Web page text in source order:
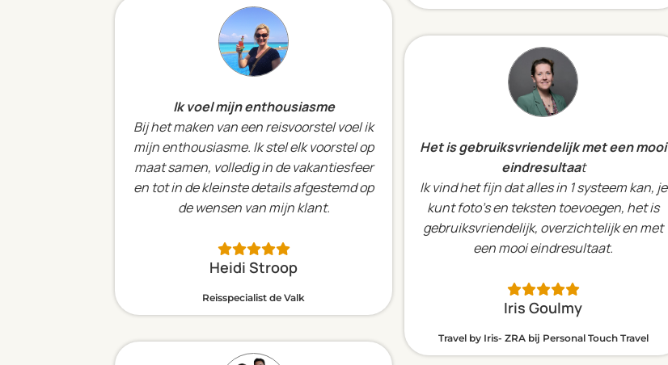
Ik voel mijn enthousiasme
Bij het maken van een reisvoorstel voel ik
mijn enthousiasme. Ik stel elk voorstel op
maat samen, volledig in de vakantiesfeer
en tot in de kleinste details afgestemd op
de wensen van mijn klant.
Heidi Stroop
Reisspecialist de Valk
Het is gebruiksvriendelijk met een mooi
eindresultaat
Ik vind het fijn dat alles in 1 systeem kan, je
kunt foto’s en teksten toevoegen, het is
gebruiksvriendelijk, overzichtelijk en met
een mooi eindresultaat.
Iris Goulmy
Travel by Iris- ZRA bij Personal Touch Travel